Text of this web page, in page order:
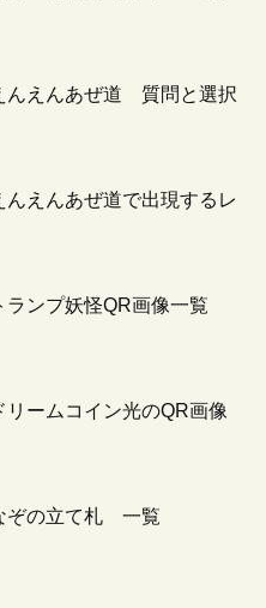
えんあぜ道 質問と選択
えんあぜ道で出現するレ
ンプ妖怪QR画像一覧
ームコイン光のQR画像
ぞの立て札 一覧